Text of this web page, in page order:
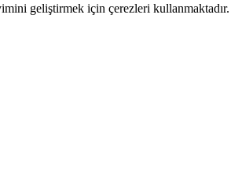
geliştirmek için çerezleri